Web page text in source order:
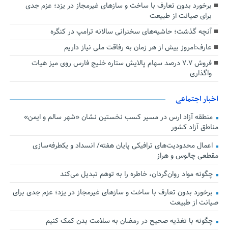
برخورد بدون تعارف با ساخت‌ و سازهای غیرمجاز در یزد؛ عزم جدی
برای صیانت از طبیعت
آنچه گذشت؛ حاشیه‌های سخنرانی سالانه ترامپ در کنگره
عارف:امروز بیش از هر زمان به رفاقت ملی نیاز داریم
فروش ۷.۷ درصد سهام پالایش ستاره خلیج فارس روی میز هیات
واگذاری
اخبار اجتماعی
منطقه آزاد ارس در مسیر کسب نخستین نشان «شهر سالم و ایمن»
مناطق آزاد کشور
اعمال محدودیت‌های ترافیکی پایان هفته/ انسداد و یکطرفه‌سازی
مقطعی چالوس و هراز
چگونه مواد روان‌گردان، خاطره را به توهم تبدیل می‌کند
برخورد بدون تعارف با ساخت‌ و سازهای غیرمجاز در یزد؛ عزم جدی برای
صیانت از طبیعت
چگونه با تغذیه صحیح در رمضان به سلامت بدن کمک کنیم